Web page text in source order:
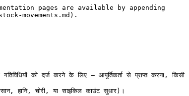
pages are available by appending
movements.md).
को दर्ज करने के लिए — आपूर्तिकर्ता से प्राप्त करना, किसी
चोरी, या साइकिल काउंट सुधार)।